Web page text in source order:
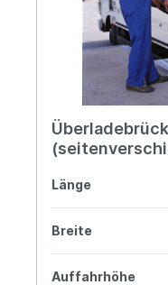
Länge
Breite
Auffahrhöhe